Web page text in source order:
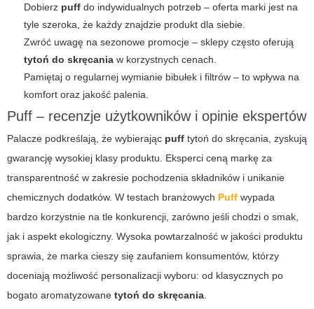
Dobierz puff do indywidualnych potrzeb – oferta marki jest na
tyle szeroka, że każdy znajdzie produkt dla siebie.
Zwróć uwagę na sezonowe promocje – sklepy często oferują
tytoń do skręcania w korzystnych cenach.
Pamiętaj o regularnej wymianie bibułek i filtrów – to wpływa na
komfort oraz jakość palenia.
Puff – recenzje użytkowników i opinie ekspertów
Palacze podkreślają, że wybierając puff tytoń do skręcania, zyskują
gwarancję wysokiej klasy produktu. Eksperci ceną markę za
transparentność w zakresie pochodzenia składników i unikanie
chemicznych dodatków. W testach branżowych Puff wypada
bardzo korzystnie na tle konkurencji, zarówno jeśli chodzi o smak,
jak i aspekt ekologiczny. Wysoka powtarzalność w jakości produktu
sprawia, że marka cieszy się zaufaniem konsumentów, którzy
doceniają możliwość personalizacji wyboru: od klasycznych po
bogato aromatyzowane tytoń do skręcania